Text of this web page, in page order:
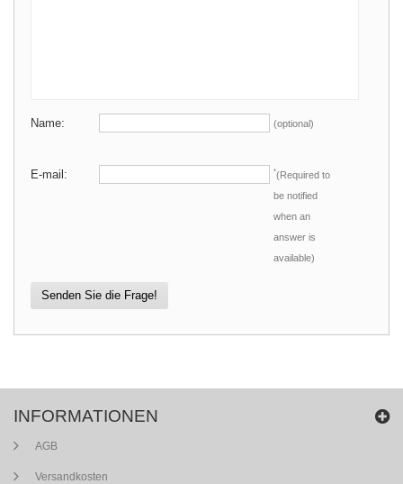
Name: (optional)
E-mail: *(Required to
be notified
when an
answer is
available)
Senden Sie die Frage!
INFORMATIONEN
AGB
Versandkosten